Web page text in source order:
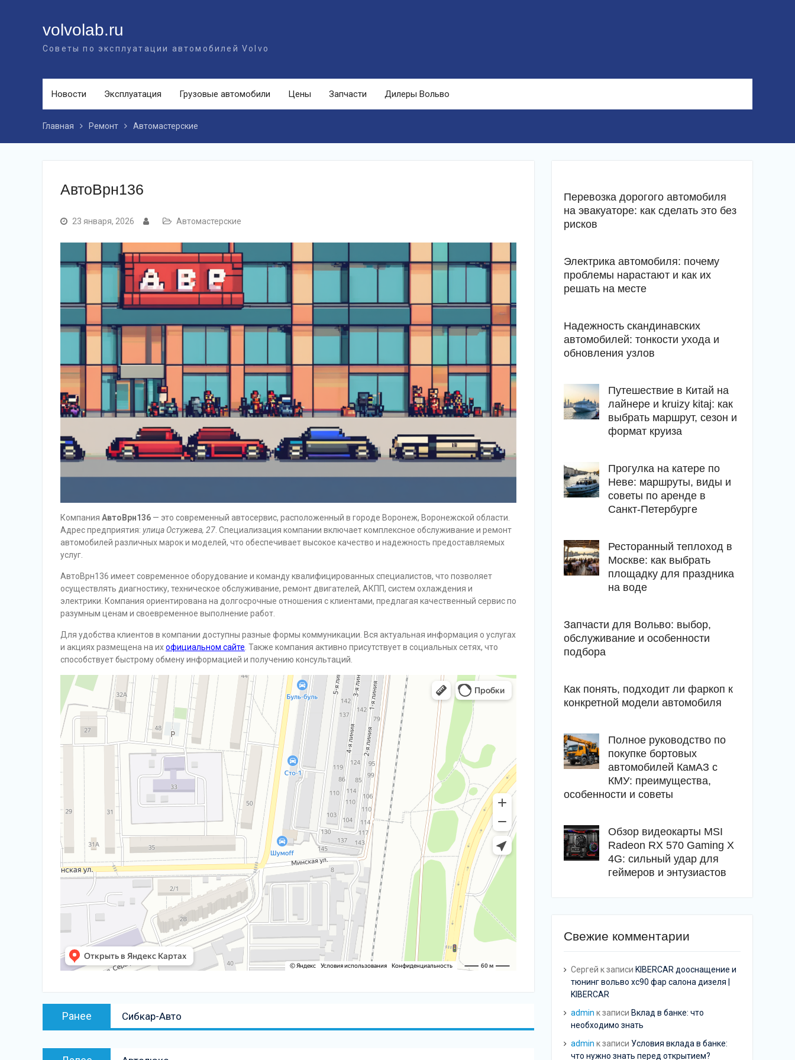
volvolab.ru
Советы по эксплуатации автомобилей Volvo
Новости Эксплуатация Грузовые автомобили Цены Запчасти Дилеры Вольво
Главная Ремонт Автомастерские
АвтоВрн136
23 января, 2026 Автомастерские
Компания АвтоВрн136 — это современный автосервис, расположенный в городе Воронеж, Воронежской области.
Адрес предприятия: улица Остужева, 27. Специализация компании включает комплексное обслуживание и ремонт
автомобилей различных марок и моделей, что обеспечивает высокое качество и надежность предоставляемых
услуг.
АвтоВрн136 имеет современное оборудование и команду квалифицированных специалистов, что позволяет
осуществлять диагностику, техническое обслуживание, ремонт двигателей, АКПП, систем охлаждения и
электрики. Компания ориентирована на долгосрочные отношения с клиентами, предлагая качественный сервис по
разумным ценам и своевременное выполнение работ.
Для удобства клиентов в компании доступны разные формы коммуникации. Вся актуальная информация о услугах
и акциях размещена на ихофициальном сайте. Также компания активно присутствует в социальных сетях, что
способствует быстрому обмену информацией и получению консультаций.
Навигация
Ранее
Предыдущая
запись:
Сибкар-Авто
Следующая
Перевозка дорогого автомобиля
на эвакуаторе: как сделать это без
рисков
Электрика автомобиля: почему
проблемы нарастают и как их
решать на месте
Надежность скандинавских
автомобилей: тонкости ухода и
обновления узлов
Путешествие в Китай на
лайнере и kruizy kitaj: как
выбрать маршрут, сезон и
формат круиза
Прогулка на катере по
Неве: маршруты, виды и
советы по аренде в
Санкт-Петербурге
Ресторанный теплоход в
Москве: как выбрать
площадку для праздника
на воде
Запчасти для Вольво: выбор,
обслуживание и особенности
подбора
Как понять, подходит ли фаркоп к
конкретной модели автомобиля
Полное руководство по
покупке бортовых
автомобилей КамАЗ с
КМУ: преимущества,
особенности и советы
Обзор видеокарты MSI
Radeon RX 570 Gaming X
4G: сильный удар для
геймеров и энтузиастов
Свежие комментарии
Сергей к записи KIBERCAR дооснащение и
тюнинг вольво хс90 фар салона дизеля |
KIBERCAR
admin к записи Вклад в банке: что
необходимо знать
admin к записи Условия вклада в банке:
что нужно знать перед открытием?